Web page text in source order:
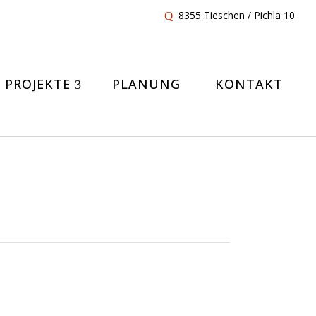
8355 Tieschen / Pichla 10
PROJEKTE PLANUNG KONTAKT